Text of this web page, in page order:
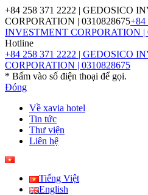
+84 258 371 2222 | GEDOSICO
CORPORATION | 0310828675+84
INVESTMENT CORPORATION |
Hotline
+84 258 371 2222 | GEDOSICO
CORPORATION | 0310828675
* Bấm vào số điện thoại để gọi.
Đóng
Về xavia hotel
Tin tức
Thư viện
Liên hệ
Tiếng Việt
English